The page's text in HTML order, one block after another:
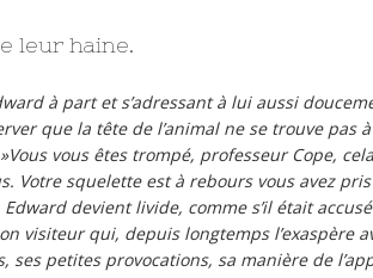
leur haine.
à part et s’adressant à lui aussi
que la tête de l’animal ne se trouve pas
vous êtes trompé, professeur Cope,
Votre squelette est à rebours vous avez
Edward devient livide, comme s’il était
visiteur qui, depuis longtemps l’exaspère
ses petites provocations, sa manière de